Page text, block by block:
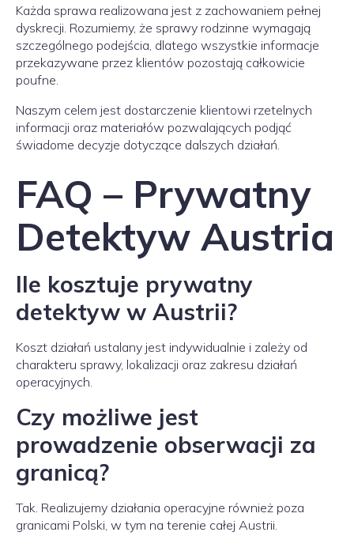
Każda sprawa realizowana jest z zachowaniem pełnej
dyskrecji. Rozumiemy, że sprawy rodzinne wymagają
szczególnego podejścia, dlatego wszystkie informacje
przekazywane przez klientów pozostają całkowicie
poufne.
Naszym celem jest dostarczenie klientowi rzetelnych
informacji oraz materiałów pozwalających podjąć
świadome decyzje dotyczące dalszych działań.
FAQ – Prywatny
Detektyw Austria
Ile kosztuje prywatny
detektyw w Austrii?
Koszt działań ustalany jest indywidualnie i zależy od
charakteru sprawy, lokalizacji oraz zakresu działań
operacyjnych.
Czy możliwe jest
prowadzenie obserwacji za
granicą?
Tak. Realizujemy działania operacyjne również poza
granicami Polski, w tym na terenie całej Austrii.